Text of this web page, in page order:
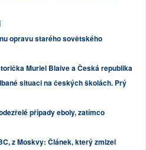
opravu starého sovětského
Muriel Blaive a Česká republika
situaci na českých školách. Prý
případy eboly, zatímco
z Moskvy: Článek, který zmizel